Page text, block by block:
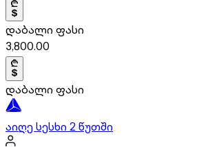
დაბალი ფასი
3,800.00
დაბალი ფასი
აიღე სესხი 2 წუთში